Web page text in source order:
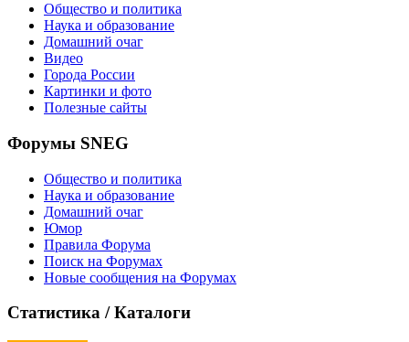
Общество и политика
Наука и образование
Домашний очаг
Видео
Города России
Картинки и фото
Полезные сайты
Форумы SNEG
Общество и политика
Наука и образование
Домашний очаг
Юмор
Правила Форума
Поиск на Форумах
Новые сообщения на Форумах
Статистика / Каталоги